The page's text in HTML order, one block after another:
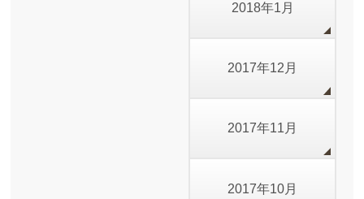
2018年1月
2017年12月
2017年11月
2017年10月